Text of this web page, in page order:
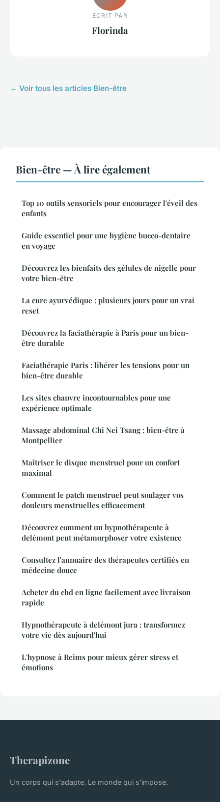
ECRIT PAR
Florinda
← Voir tous les articles Bien-être
Bien-être — À lire également
Top 10 outils sensoriels pour encourager l'éveil des
enfants
Guide essentiel pour une hygiène bucco-dentaire
en voyage
Découvrez les bienfaits des gélules de nigelle pour
votre bien-être
La cure ayurvédique : plusieurs jours pour un vrai
reset
Découvrez la faciathérapie à Paris pour un bien-
être durable
Faciathérapie Paris : libérer les tensions pour un
bien-être durable
Les sites chanvre incontournables pour une
expérience optimale
Massage abdominal Chi Nei Tsang : bien-être à
Montpellier
Maîtriser le disque menstruel pour un confort
maximal
Comment le patch menstruel peut soulager vos
douleurs menstruelles efficacement
Découvrez comment un hypnothérapeute à
delémont peut métamorphoser votre existence
Consultez l'annuaire des thérapeutes certifiés en
médecine douce
Acheter du cbd en ligne facilement avec livraison
rapide
Hypnothérapeute à delémont jura : transformez
votre vie dès aujourd'hui
L'hypnose à Reims pour mieux gérer stress et
émotions
Therapizone
Un corps qui s'adapte. Le monde qui s'impose.